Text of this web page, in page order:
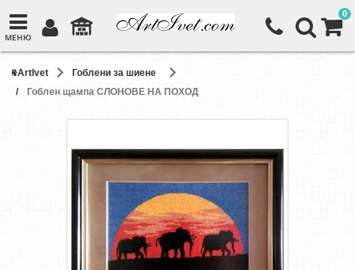
МЕНЮ
0
ArtIvet
Гоблени за шиене
Гоблен щампа СЛОНОВЕ НА ПОХОД